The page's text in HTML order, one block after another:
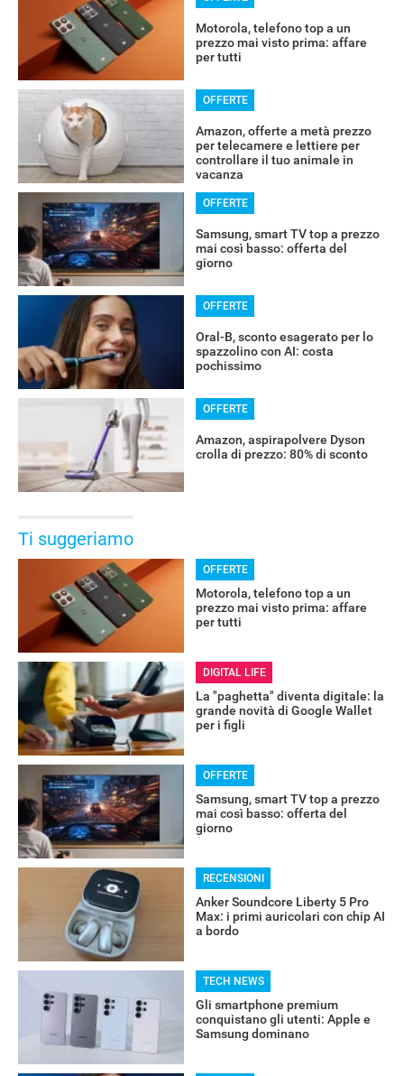
Motorola, telefono top a un
prezzo mai visto prima: affare
per tutti
OFFERTE
Amazon, offerte a metà prezzo
per telecamere e lettiere per
controllare il tuo animale in
vacanza
OFFERTE
Samsung, smart TV top a prezzo
mai così basso: offerta del
giorno
OFFERTE
Oral-B, sconto esagerato per lo
spazzolino con AI: costa
pochissimo
OFFERTE
Amazon, aspirapolvere Dyson
crolla di prezzo: 80% di sconto
Ti suggeriamo
OFFERTE
Motorola, telefono top a un
prezzo mai visto prima: affare
per tutti
DIGITAL LIFE
La "paghetta" diventa digitale: la
grande novità di Google Wallet
per i figli
OFFERTE
Samsung, smart TV top a prezzo
mai così basso: offerta del
giorno
RECENSIONI
Anker Soundcore Liberty 5 Pro
Max: i primi auricolari con chip AI
a bordo
TECH NEWS
Gli smartphone premium
conquistano gli utenti: Apple e
Samsung dominano